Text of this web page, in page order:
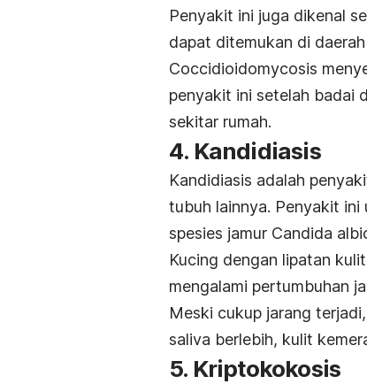
Penyakit ini juga dikenal
dapat ditemukan di
Coccidioidomycosis
penyakit ini setelah badai
sekitar rumah.
4. Kandidiasis
Kandidiasis adalah
tubuh lainnya. Penyakit ini
spesies jamur Candida
Kucing dengan lipatan
mengalami pertumbuhan
Meski cukup jarang
saliva berlebih, kulit
5. Kriptokokosis